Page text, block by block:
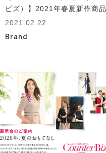
ビズ）】2021年春夏新作商品
2021.02.22
Brand